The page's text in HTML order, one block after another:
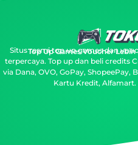
Top Up Games Voucher
Situs resmi top up games dan
terpercaya. Top up dan beli credits
via Dana, OVO, GoPay, ShopeePay,
Kartu Kredit,